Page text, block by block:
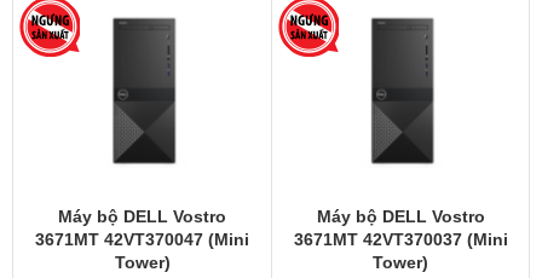
Máy bộ DELL Vostro
3671MT 42VT370047 (Mini
Tower)
Máy bộ DELL Vostro
3671MT 42VT370037 (Mini
Tower)